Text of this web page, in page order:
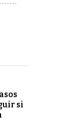
si